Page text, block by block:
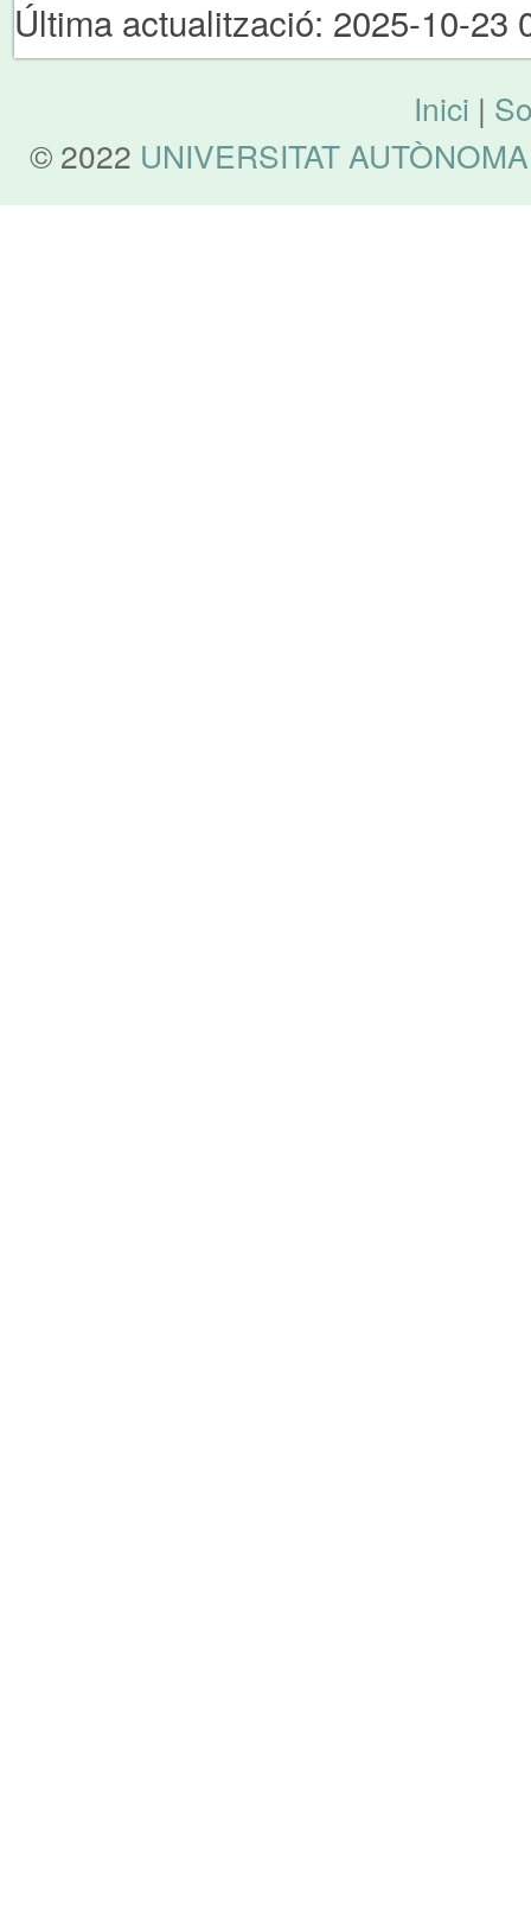
Última actualització: 2025-10-23
Inici |
© 2022 UNIVERSITAT